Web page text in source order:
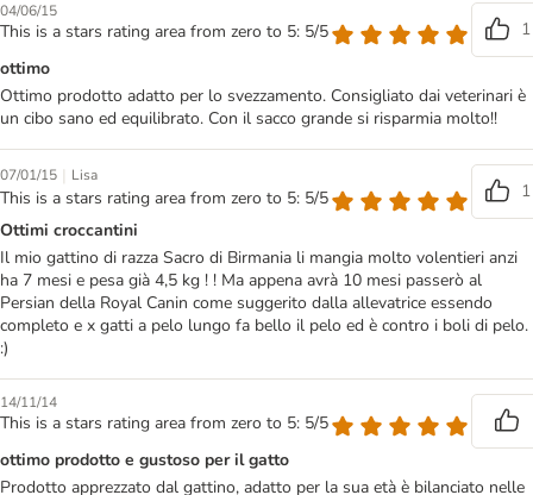
04/06/15
This is a stars rating area from zero to 5: 5/5
1
ottimo
Ottimo prodotto adatto per lo svezzamento. Consigliato dai veterinari è
un cibo sano ed equilibrato. Con il sacco grande si risparmia molto!!
07/01/15 | Lisa
This is a stars rating area from zero to 5: 5/5
1
Ottimi croccantini
Il mio gattino di razza Sacro di Birmania li mangia molto volentieri anzi
ha 7 mesi e pesa già 4,5 kg ! ! Ma appena avrà 10 mesi passerò al
Persian della Royal Canin come suggerito dalla allevatrice essendo
completo e x gatti a pelo lungo fa bello il pelo ed è contro i boli di pelo.
:)
14/11/14
This is a stars rating area from zero to 5: 5/5
ottimo prodotto e gustoso per il gatto
Prodotto apprezzato dal gattino, adatto per la sua età è bilanciato nelle